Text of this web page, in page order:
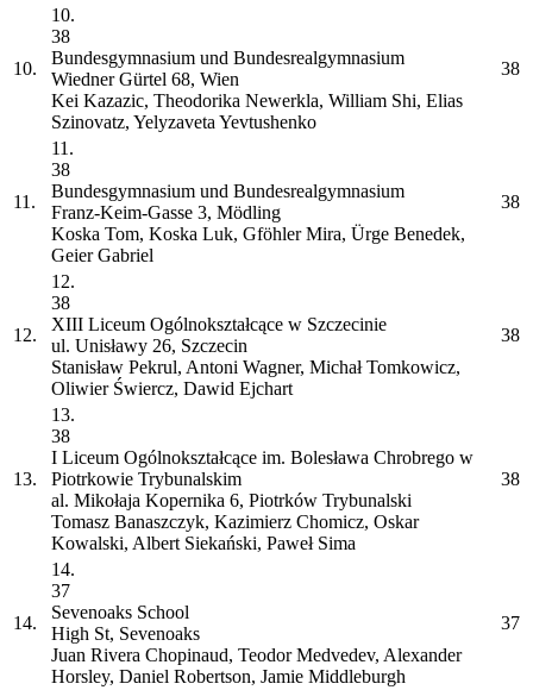
10.
10.
38
Bundesgymnasium und Bundesrealgymnasium
Wiedner Gürtel 68, Wien
Kei Kazazic, Theodorika Newerkla, William Shi, Elias
Szinovatz, Yelyzaveta Yevtushenko
38
11.
11.
38
Bundesgymnasium und Bundesrealgymnasium
Franz-Keim-Gasse 3, Mödling
Koska Tom, Koska Luk, Gföhler Mira, Ürge Benedek,
Geier Gabriel
38
12.
12.
38
XIII Liceum Ogólnokształcące w Szczecinie
ul. Unisławy 26, Szczecin
Stanisław Pekrul, Antoni Wagner, Michał Tomkowicz,
Oliwier Świercz, Dawid Ejchart
38
13.
13.
38
I Liceum Ogólnokształcące im. Bolesława Chrobrego w
Piotrkowie Trybunalskim
al. Mikołaja Kopernika 6, Piotrków Trybunalski
Tomasz Banaszczyk, Kazimierz Chomicz, Oskar
Kowalski, Albert Siekański, Paweł Sima
38
14.
14.
37
Sevenoaks School
High St, Sevenoaks
Juan Rivera Chopinaud, Teodor Medvedev, Alexander
Horsley, Daniel Robertson, Jamie Middleburgh
37